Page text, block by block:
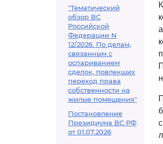
"Тематический
обзор ВС
Российской
Федерации N
12/2026. По делам,
связанным с
оспариванием
сделок, повлекших
переход права
собственности на
жилые помещения"
Постановление
Президиума ВС РФ
от 01.07.2026